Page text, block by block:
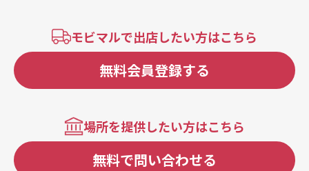
モビマルで出店したい方はこちら
無料会員登録する
場所を提供したい方はこちら
無料で問い合わせる